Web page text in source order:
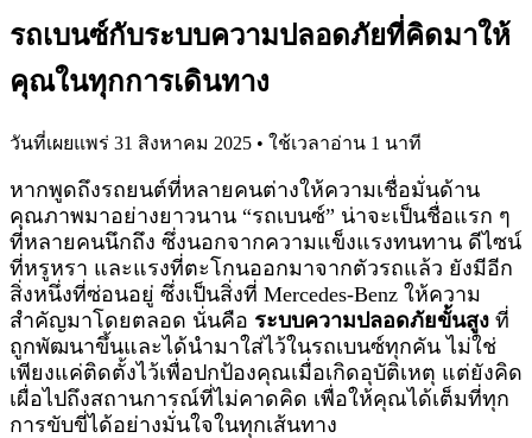
รถเบนซ์กับระบบความปลอดภัยที่คิดมาให้
คุณในทุกการเดินทาง
วันที่เผยแพร่ 31 สิงหาคม 2025 • ใช้เวลาอ่าน 1 นาที
หากพูดถึงรถยนต์ที่หลายคนต่างให้ความเชื่อมั่นด้าน
คุณภาพมาอย่างยาวนาน “รถเบนซ์” น่าจะเป็นชื่อแรก ๆ
ที่หลายคนนึกถึง ซึ่งนอกจากความแข็งแรงทนทาน ดีไซน์
ที่หรูหรา และแรงที่ตะโกนออกมาจากตัวรถแล้ว ยังมีอีก
สิ่งหนึ่งที่ซ่อนอยู่ ซึ่งเป็นสิ่งที่ Mercedes-Benz ให้ความ
สำคัญมาโดยตลอด นั่นคือ ระบบความปลอดภัยขั้นสูง ที่
ถูกพัฒนาขึ้นและได้นำมาใส่ไว้ในรถเบนซ์ทุกคัน ไม่ใช่
เพียงแค่ติดตั้งไว้เพื่อปกป้องคุณเมื่อเกิดอุบัติเหตุ แต่ยังคิด
เผื่อไปถึงสถานการณ์ที่ไม่คาดคิด เพื่อให้คุณได้เต็มที่ทุก
การขับขี่ได้อย่างมั่นใจในทุกเส้นทาง